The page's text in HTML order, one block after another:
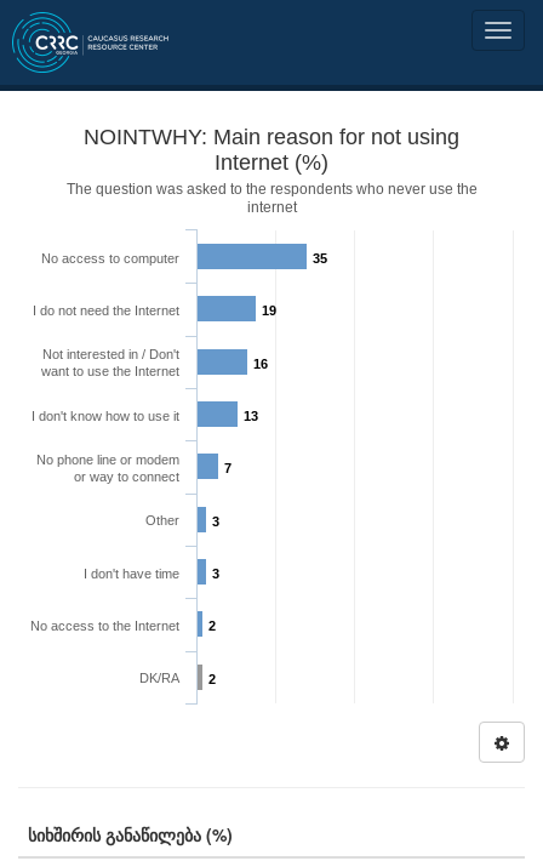
NOINTWHY: Main reason for not using
Internet (%)
The question was asked to the respondents who never use the
internet
35
19
16
13
7
3
3
2
2
No access to computer
I do not need the Internet
Not interested in / Don't
want to use the Internet
I don't know how to use it
No phone line or modem
or way to connect
Other
I don't have time
No access to the Internet
DK/RA
სიხშირის განაწილება (%)